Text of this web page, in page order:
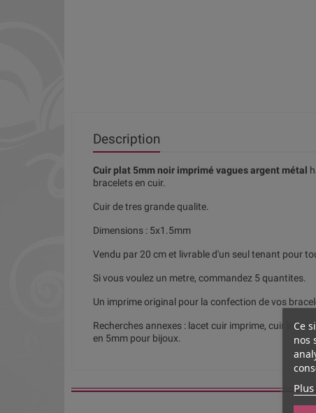
Description
Cuir plat 5mm noir imprimé vagues argent métal
bracelets en cuir.
Cuir de tres grande qualite.
Dimensions : 5x1.5mm
Vendu par 20 cm et livrable d'un seul tenant pour
Si vous voulez un metre, commandez 5 quantites.
Un imprime original pour la confection de vos
Recherches annexes : lacet cuir imprime, cuir
en 5mm pour bijoux.
Ce
nos